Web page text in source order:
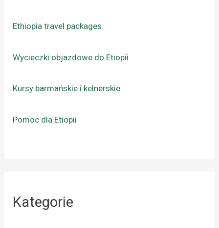
Ethiopia travel packages
Wycieczki objazdowe do Etiopii
Kursy barmańskie i kelnerskie
Pomoc dla Etiopii
Kategorie